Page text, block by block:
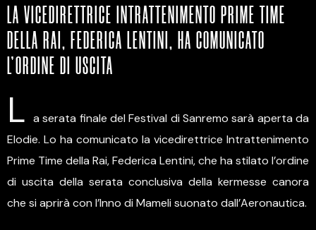
LA VICEDIRETTRICE INTRATTENIMENTO PRIME TIME
DELLA RAI, FEDERICA LENTINI, HA COMUNICATO
L'ORDINE DI USCITA
L a serata finale del Festival di Sanremo sarà aperta da
Elodie. Lo ha comunicato la vicedirettrice Intrattenimento
Prime Time della Rai, Federica Lentini, che ha stilato l’ordine
di uscita della serata conclusiva della kermesse canora
che si aprirà con l’Inno di Mameli suonato dall’Aeronautica.